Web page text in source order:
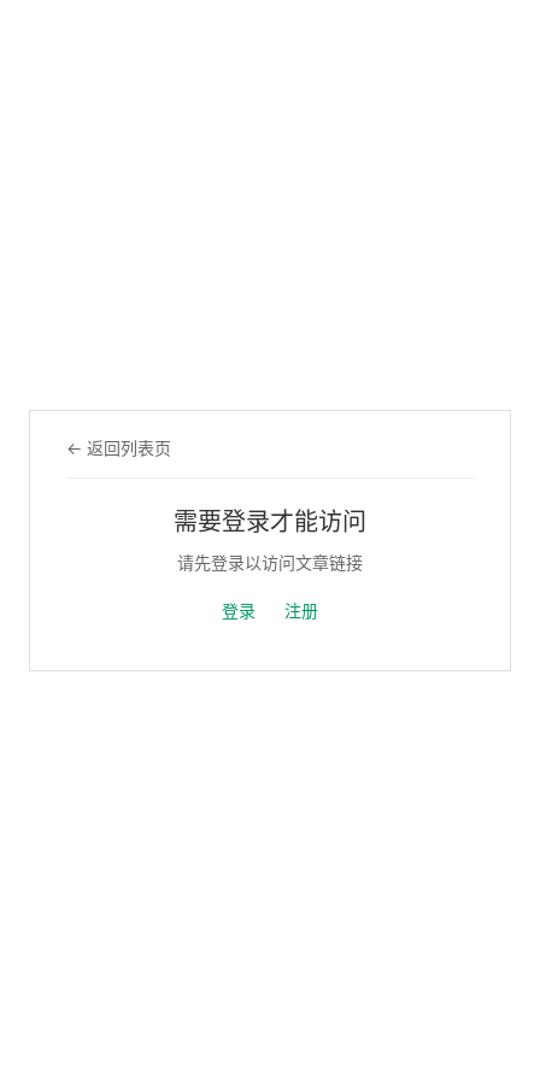
← 返回列表页
需要登录才能访问
请先登录以访问文章链接
登录 注册